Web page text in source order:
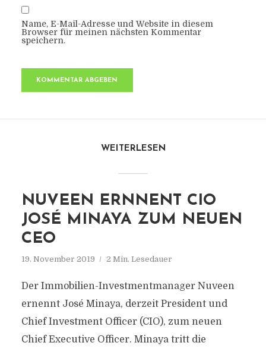
Name, E-Mail-Adresse und Website in diesem
Browser für meinen nächsten Kommentar
speichern.
WEITERLESEN
NUVEEN ERNNENT CIO
JOSÉ MINAYA ZUM NEUEN
CEO
19. November 2019 2 Min. Lesedauer
Der Immobilien-Investmentmanager Nuveen
ernennt José Minaya, derzeit President und
Chief Investment Officer (CIO), zum neuen
Chief Executive Officer. Minaya tritt die